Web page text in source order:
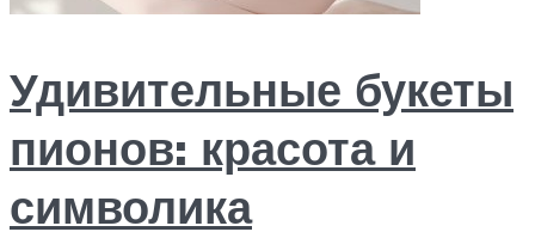
Удивительные букеты
пионов: красота и
символика